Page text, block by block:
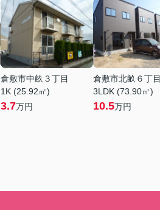
倉敷市中畝３丁目
1K (25.92㎡)
3.7万円
倉敷市北畝６丁目
3LDK (73.90㎡)
10.5万円